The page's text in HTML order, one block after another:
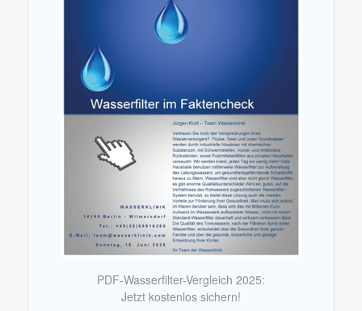
PDF-Wasserfilter-Vergleich 2025:
Jetzt kostenlos sichern!